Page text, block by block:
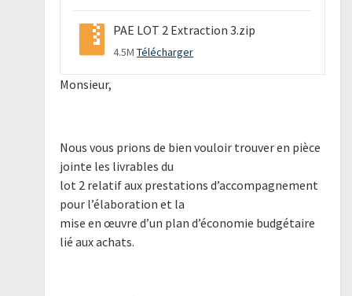
PAE LOT 2 Extraction 3.zip
4.5MTélécharger
Monsieur,
Nous vous prions de bien vouloir trouver en pièce
jointe les livrables du
lot 2 relatif aux prestations d’accompagnement
pour l’élaboration et la
mise en œuvre d’un plan d’économie budgétaire
lié aux achats.